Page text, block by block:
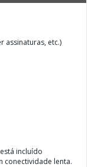
assinaturas, etc.)
incluído
conectividade lenta.